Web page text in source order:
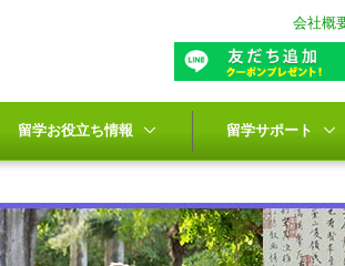
会社概
留学お役立ち情報 留学サポート